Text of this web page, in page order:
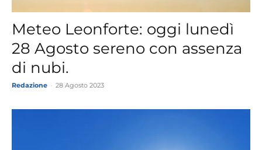
Meteo Leonforte: oggi lunedì
28 Agosto sereno con assenza
di nubi.
Redazione 28 Agosto 2023